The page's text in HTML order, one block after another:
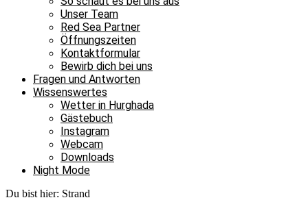
Unser Team
Red Sea Partner
Öffnungszeiten
Kontaktformular
Bewirb dich bei uns
Fragen und Antworten
Wissenswertes
Wetter in Hurghada
Gästebuch
Instagram
Webcam
Downloads
Night Mode
Du bist hier: Strand